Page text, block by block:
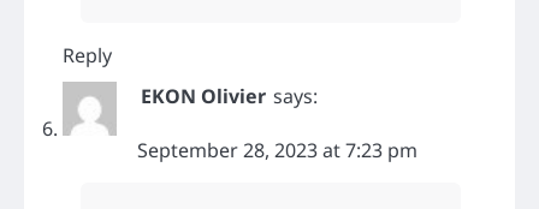
Reply
EKON Olivier says:
September 28, 2023 at 7:23 pm